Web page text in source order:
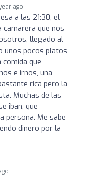
ago
a las 21:30, el
que nos
llegado al
unos pocos platos
que
e irnos, una
rica pero la
Muchas de las
iban, que
persona. Me sabe
dinero por la